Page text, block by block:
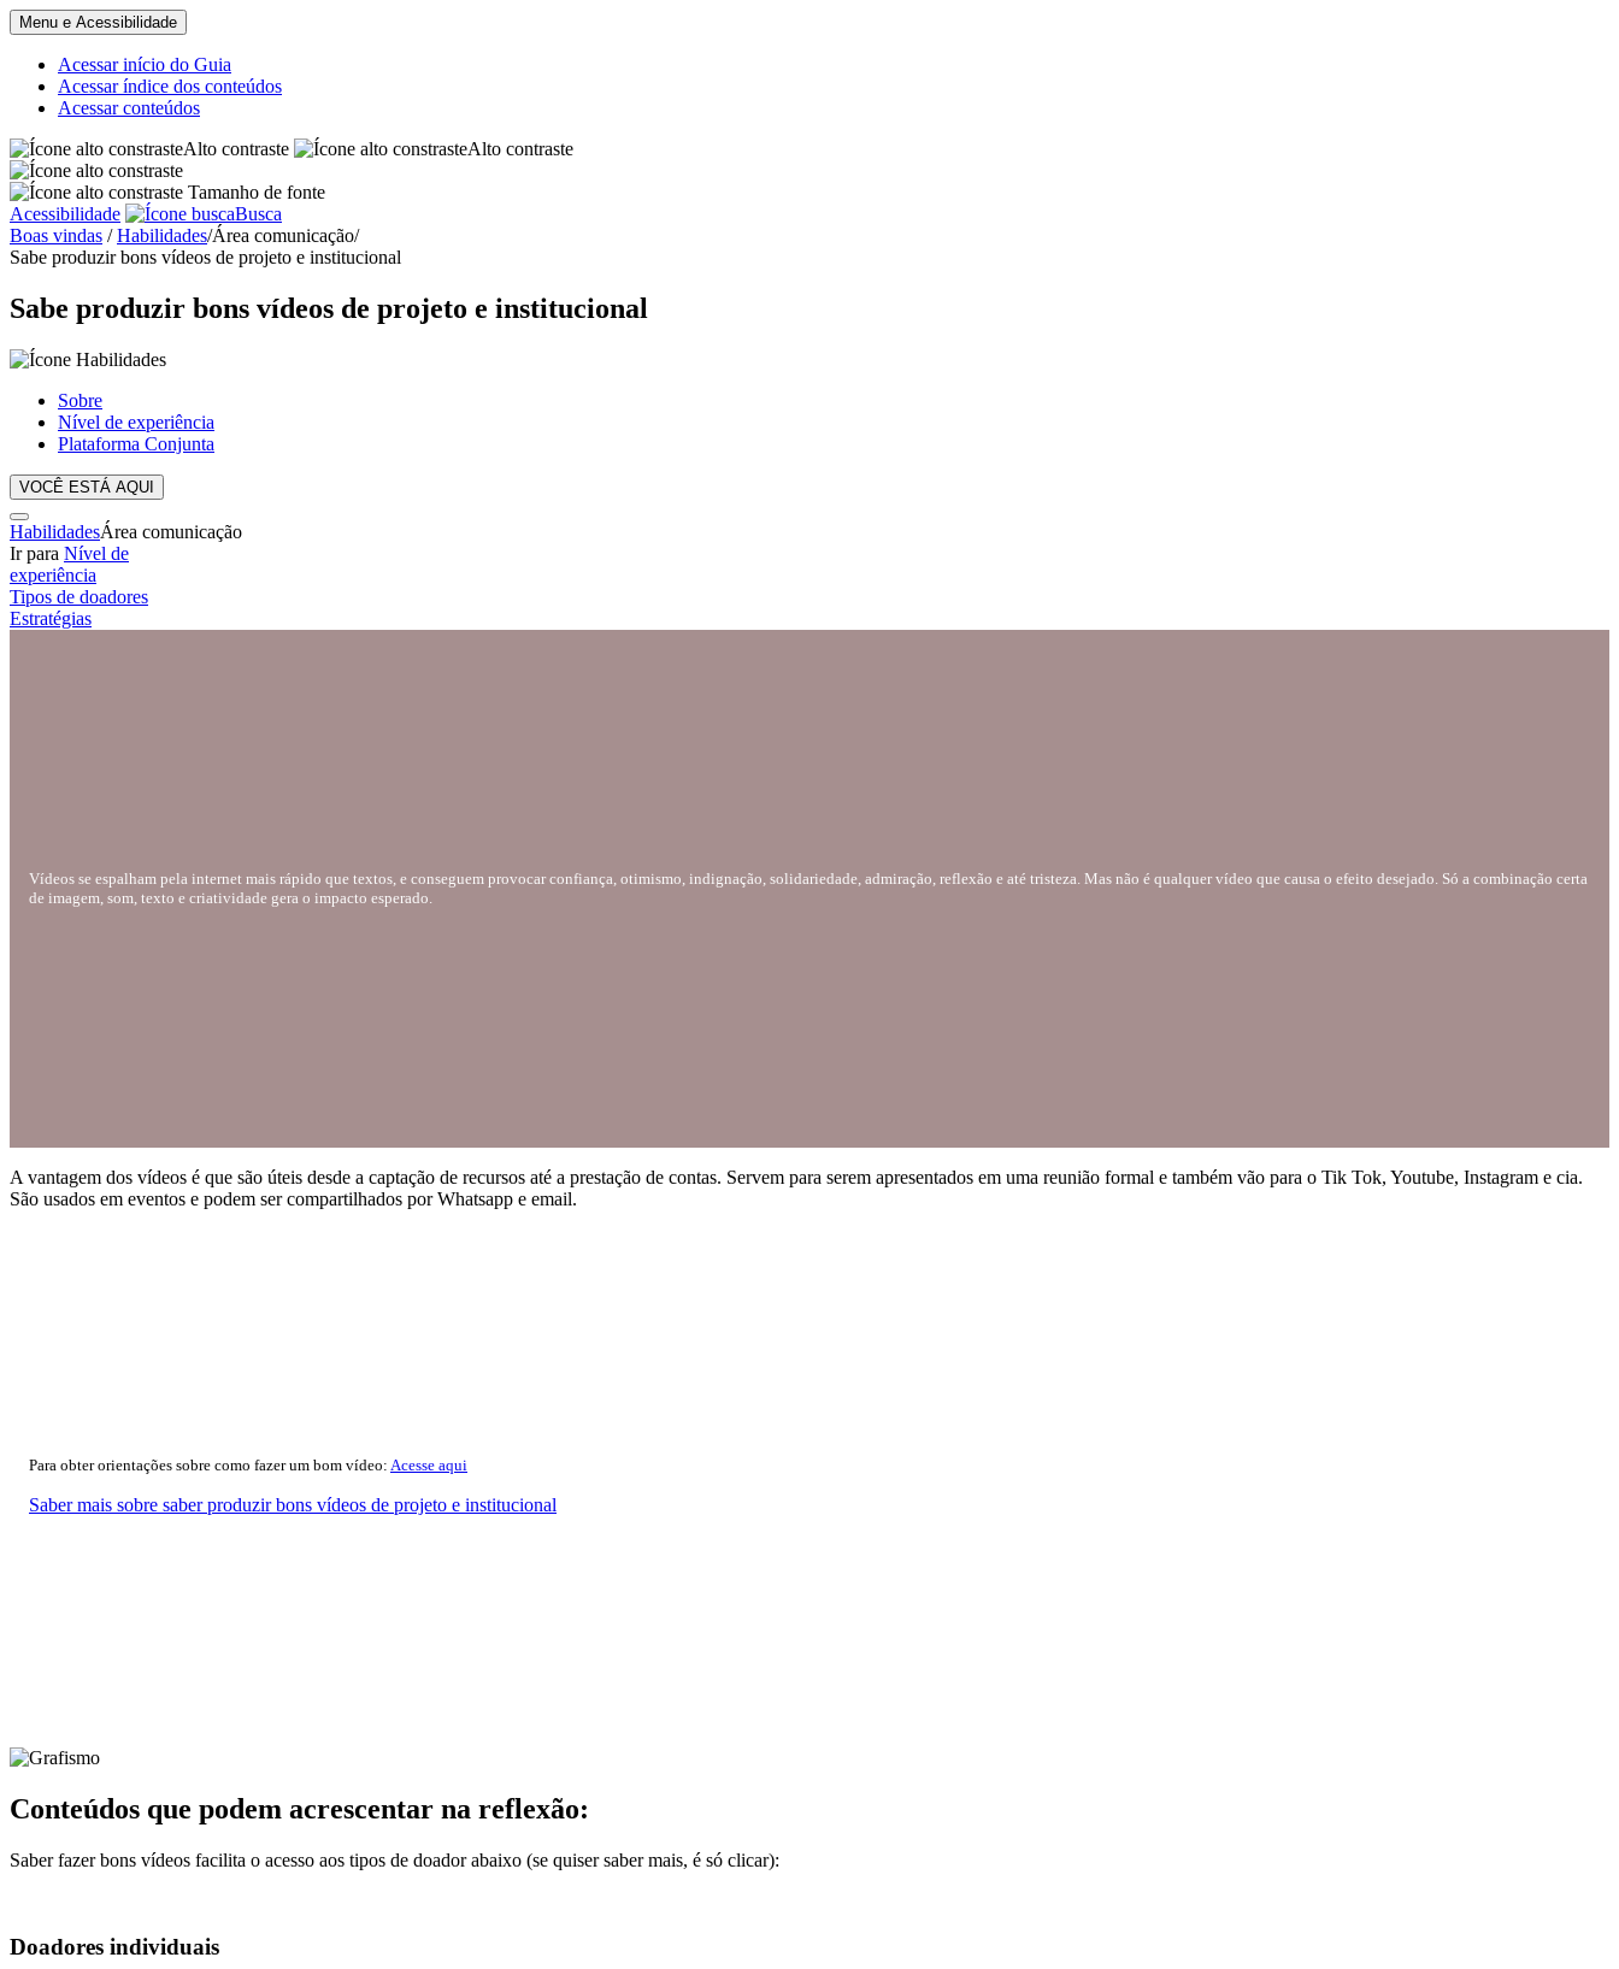
Menu e Acessibilidade
Acessar início do Guia
Acessar índice dos conteúdos
Acessar conteúdos
Alto contraste
Alto contraste
Tamanho de fonte
Acessibilidade
Busca
Boas vindas / Habilidades/Área comunicação/
Sabe produzir bons vídeos de projeto e institucional
Sabe produzir bons vídeos de projeto e institucional
Sobre
Nível de experiência
Plataforma Conjunta
VOCÊ ESTÁ AQUI
HabilidadesÁrea comunicação
Ir para Nível de
experiência
Tipos de doadores
Estratégias
Vídeos se espalham pela internet mais rápido que textos, e conseguem provocar confiança, otimismo, indignação, solidariedade, admiração, reflexão e até tristeza. Mas não é qualquer vídeo que causa o efeito desejado. Só a combinação certa
de imagem, som, texto e criatividade gera o impacto esperado.
A vantagem dos vídeos é que são úteis desde a captação de recursos até a prestação de contas. Servem para serem apresentados em uma reunião formal e também vão para o Tik Tok, Youtube, Instagram e cia.
São usados em eventos e podem ser compartilhados por Whatsapp e email.
Para obter orientações sobre como fazer um bom vídeo: Acesse aqui
Saber mais sobre saber produzir bons vídeos de projeto e institucional
Conteúdos que podem acrescentar na reflexão:
Saber fazer bons vídeos facilita o acesso aos tipos de doador abaixo (se quiser saber mais, é só clicar):
Doadores individuais